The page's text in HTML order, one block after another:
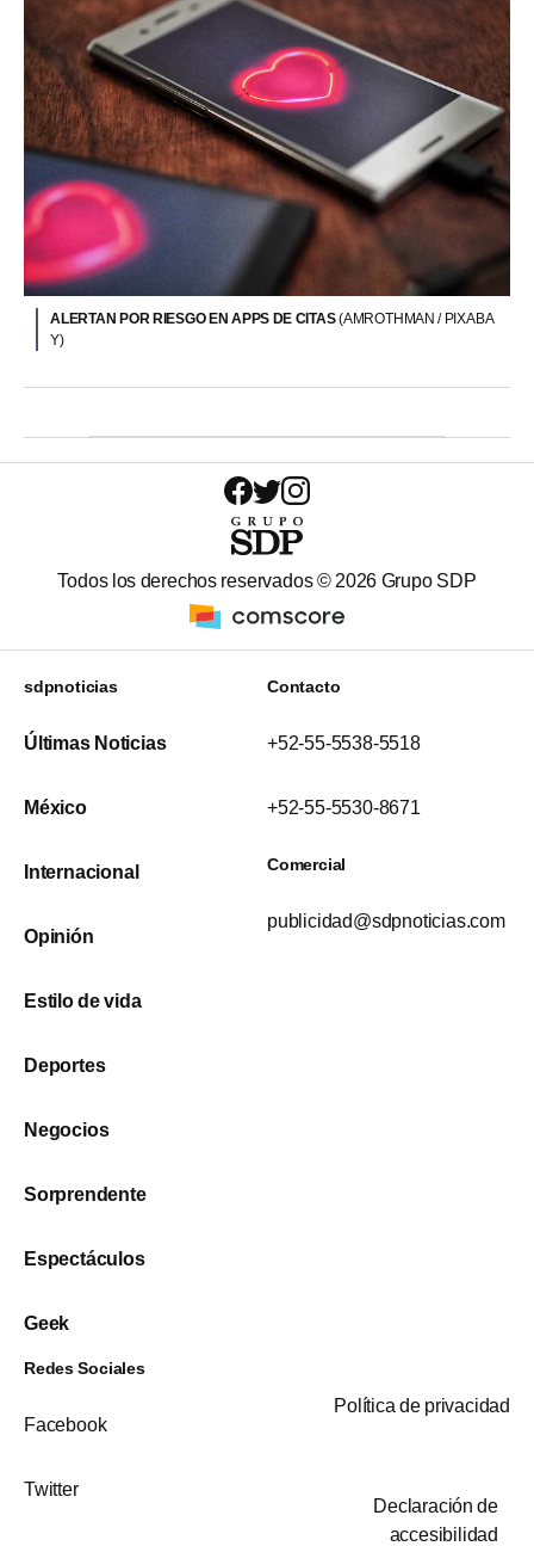
ALERTAN POR RIESGO EN APPS DE CITAS(AMROTHMAN / PIXABA
Y)
Todos los derechos reservados © 2026 Grupo SDP
sdpnoticias
Últimas Noticias
México
Internacional
Opinión
Estilo de vida
Deportes
Negocios
Sorprendente
Espectáculos
Geek
Contacto
+52-55-5538-5518
+52-55-5530-8671
Comercial
publicidad@sdpnoticias.com
Redes Sociales
Facebook
Twitter
Política de privacidad
Declaración de
accesibilidad